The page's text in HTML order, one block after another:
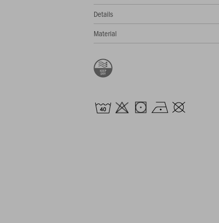
Details
Material